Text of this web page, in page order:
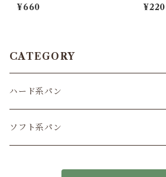
¥660 ¥220
CATEGORY
ハード系パン
ソフト系パン